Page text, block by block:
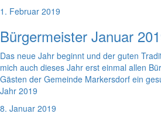
1. Februar 2019
Bürgermeister Januar
Das neue Jahr beginnt und der guten
mich auch dieses Jahr erst einmal allen
Gästen der Gemeinde Markersdorf ein
Jahr 2019
8. Januar 2019